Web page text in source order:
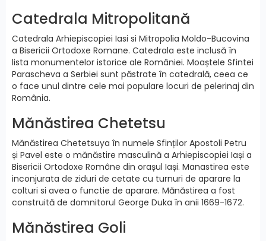
Catedrala Mitropolitană
Catedrala Arhiepiscopiei Iasi si Mitropolia Moldo-Bucovina
a Bisericii Ortodoxe Romane. Catedrala este inclusă în
lista monumentelor istorice ale României. Moaștele Sfintei
Parascheva a Serbiei sunt păstrate în catedrală, ceea ce
o face unul dintre cele mai populare locuri de pelerinaj din
România.
Mănăstirea Chetetsu
Mănăstirea Chetetsuya în numele Sfinților Apostoli Petru
și Pavel este o mănăstire masculină a Arhiepiscopiei Iași a
Bisericii Ortodoxe Române din orașul Iași. Manastirea este
inconjurata de ziduri de cetate cu turnuri de aparare la
colturi si avea o functie de aparare. Mănăstirea a fost
construită de domnitorul George Duka în anii 1669-1672.
Mănăstirea Goli